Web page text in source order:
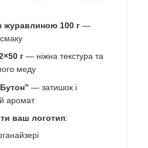
журавлиною 100 г —
г — ніжна текстура та
меду
— затишок і
аромат
ваш логотип: